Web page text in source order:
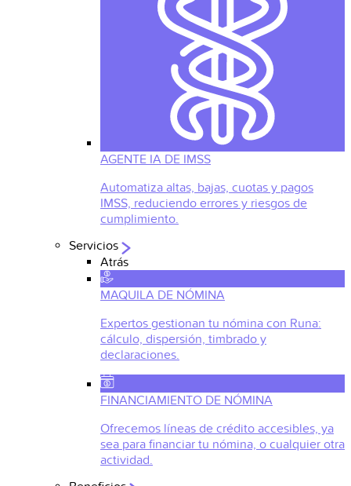
AGENTE IA DE IMSS
Automatiza altas, bajas, cuotas y pagos
IMSS, reduciendo errores y riesgos de
cumplimiento.
Servicios
Atrás
MAQUILA DE NÓMINA
Expertos gestionan tu nómina con Runa:
cálculo, dispersión, timbrado y
declaraciones.
FINANCIAMIENTO DE NÓMINA
Ofrecemos líneas de crédito accesibles, ya
sea para financiar tu nómina, o cualquier otra
actividad.